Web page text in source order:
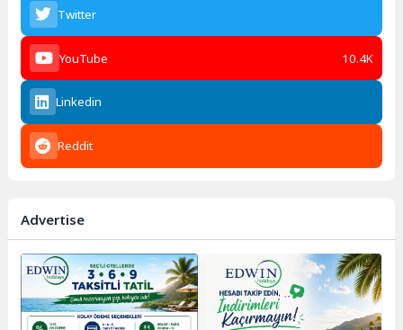
Twitter
YouTube 10.4K
Linkedin
Reddit
Advertise